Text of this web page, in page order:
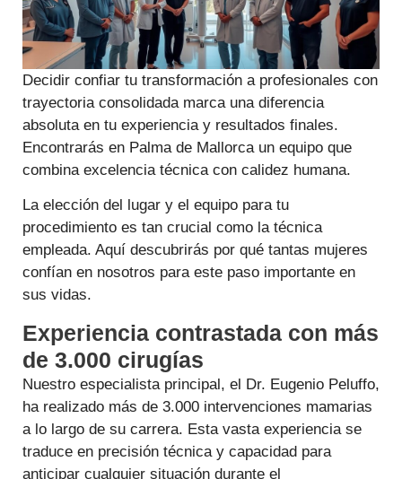
Decidir confiar tu transformación a profesionales con
trayectoria consolidada marca una diferencia
absoluta en tu experiencia y resultados finales.
Encontrarás en Palma de Mallorca un equipo que
combina excelencia técnica con calidez humana.
La elección del lugar y el equipo para tu
procedimiento es tan crucial como la técnica
empleada. Aquí descubrirás por qué tantas mujeres
confían en nosotros para este paso importante en
sus vidas.
Experiencia contrastada con más
de 3.000 cirugías
Nuestro especialista principal, el Dr. Eugenio Peluffo,
ha realizado más de 3.000 intervenciones mamarias
a lo largo de su carrera. Esta vasta experiencia se
traduce en precisión técnica y capacidad para
anticipar cualquier situación durante el